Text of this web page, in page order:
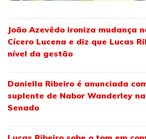
João Azevêdo ironiza mudança
Cícero Lucena e diz que Lucas
nível da gestão
Daniella Ribeiro é anunciada
suplente de Nabor Wanderley
Senado